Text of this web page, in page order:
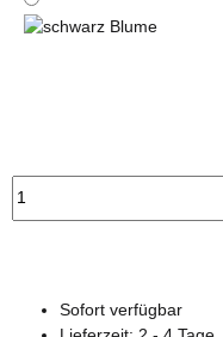
Sofort verfügbar